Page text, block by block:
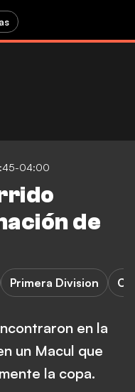
04:00
de
Primera Division
en la
un Macul que
la copa.